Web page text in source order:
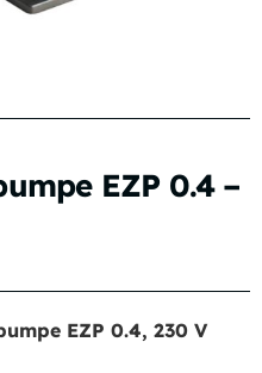
EZP 0.4 –
EZP 0.4, 230 V